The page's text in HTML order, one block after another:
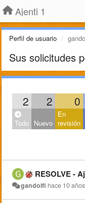
Ajenti 1
Perfil de usuario
Sus solicitudes
2 2 0
Todo Nuevo
En
revisión
RESOLVE -
gandolfi hace 10 años